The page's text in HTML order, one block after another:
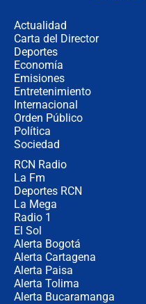
Actualidad
Carta del Director
Deportes
Economía
Emisiones
Entretenimiento
Internacional
Orden Público
Política
Sociedad
RCN Radio
La Fm
Deportes RCN
La Mega
Radio 1
El Sol
Alerta Bogotá
Alerta Cartagena
Alerta Paisa
Alerta Tolima
Alerta Bucaramanga